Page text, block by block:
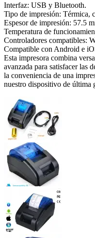
Interfaz: USB y Bluetooth.
Tipo de impresión: Térmica,
Espesor de impresión: 57.5
Temperatura de
Controladores compatibles:
Compatible con Android e
Esta impresora combina
avanzada para satisfacer las
la conveniencia de una
nuestro dispositivo de última